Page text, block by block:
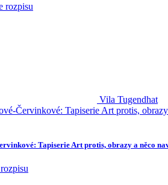
rozpisu
Vila Tugendhat
Tapiserie Art protis, obrazy a něco